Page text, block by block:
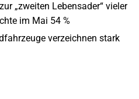
„zweiten Lebensader“ vieler
im Mai 54 %
verzeichnen stark